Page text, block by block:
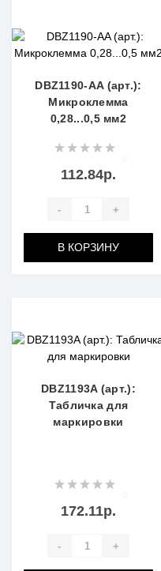
DBZ1190-AA (арт.):
Микроклемма
0,28...0,5 мм2
112.84р.
- +
В КОРЗИНУ
DBZ1193A (арт.):
Табличка для
маркировки
172.11р.
- +